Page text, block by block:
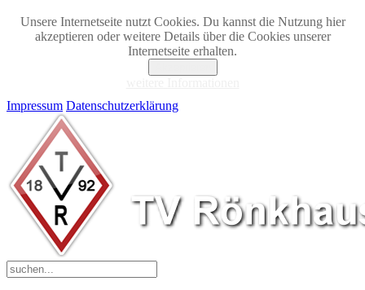
Unsere Internetseite nutzt Cookies. Du kannst die Nutzung hier
akzeptieren oder weitere Details über die Cookies unserer
Internetseite erhalten.
Impressum Datenschutzerklärung